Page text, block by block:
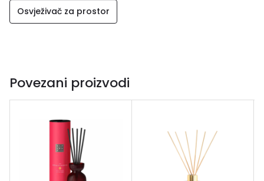
Osvježivač za prostor
Povezani proizvodi